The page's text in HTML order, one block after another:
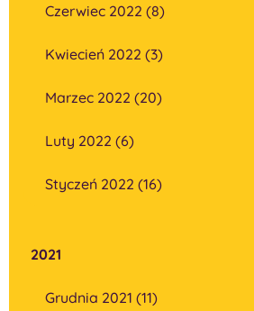
Czerwiec 2022 (8)
Kwiecień 2022 (3)
Marzec 2022 (20)
Luty 2022 (6)
Styczeń 2022 (16)
2021
Grudnia 2021 (11)